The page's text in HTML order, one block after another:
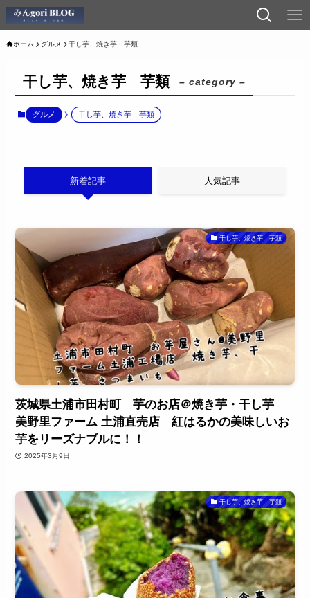
ホーム グルメ 干し芋、焼き芋 芋類
干し芋、焼き芋 芋類 – category –
グルメ 干し芋、焼き芋 芋類
新着記事 人気記事
干し芋、焼き芋 芋類
茨城県土浦市田村町 芋のお店＠焼き芋・干し芋
美野里ファーム 土浦直売店 紅はるかの美味しいお
芋をリーズナブルに！！
2025年3月9日
干し芋、焼き芋 芋類